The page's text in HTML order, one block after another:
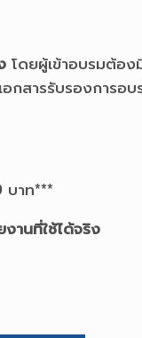
โดยผู้เข้าอบรมต้อง
อกสารรับรองกา
บาท***
านที่ใช้ได้จริง